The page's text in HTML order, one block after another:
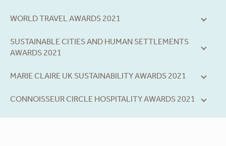
WORLD TRAVEL AWARDS 2021
SUSTAINABLE CITIES AND HUMAN SETTLEMENTS
AWARDS 2021
MARIE CLAIRE UK SUSTAINABILITY AWARDS 2021
CONNOISSEUR CIRCLE HOSPITALITY AWARDS 2021